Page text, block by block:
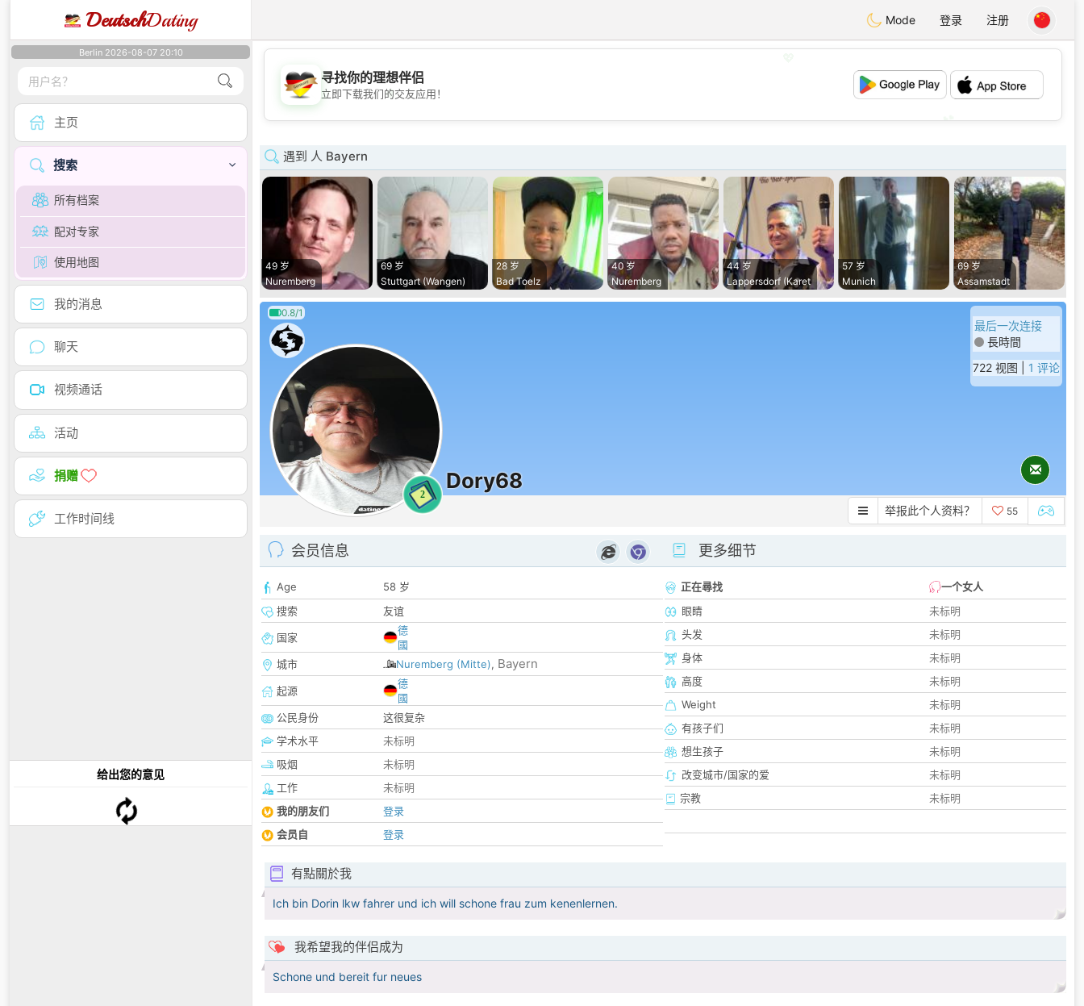
DeutschDating Mode 登录 注册
Berlin 2026-08-07 20:10
主页
搜索
所有档案
配对专家
使用地图
我的消息
聊天
视频通话
活动
捐赠
工作时间线
给出您的意见
💖
💕
寻找你的理想伴侣
立即下载我们的交友应用！
遇到 人 Bayern
49 岁
Nuremberg
69 岁
Stuttgart (Wangen)
28 岁
Bad Toelz
40 岁
Nuremberg
44 岁
Lappersdorf (Karet
57 岁
Munich
69 岁
Assamstadt
0.8/1
2
Dory68
最后一次连接
長時間
722 视图 | 1 评论
举报此个人资料？ 55
会员信息
Age
58 岁
搜索
友谊
国家
德
國
城市
Nuremberg (Mitte), Bayern
起源
德
國
公民身份
这很复杂
学术水平
未标明
吸烟
未标明
工作
未标明
我的朋友们
登录
会员自
登录
更多细节
正在尋找
一个女人
眼睛
未标明
头发
未标明
身体
未标明
高度
未标明
Weight
未标明
有孩子们
未标明
想生孩子
未标明
改变城市/国家的爱
未标明
宗教
未标明
有點關於我
Ich bin Dorin lkw fahrer und ich will schone frau zum kenenlernen.
我希望我的伴侣成为
Schone und bereit fur neues